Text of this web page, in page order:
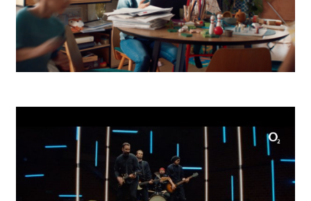
Up Déjeuner Dovolenka